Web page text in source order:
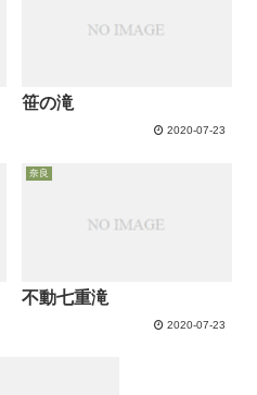
笹の滝
2020-07-23
奈良
不動七重滝
2020-07-23